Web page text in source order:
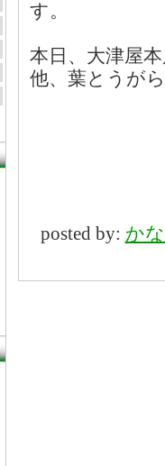
す。
本日、大津屋
他、葉とうが
posted by: か